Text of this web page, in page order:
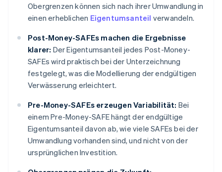
Obergrenzen können sich nach ihrer Umwandlung in
einen erheblichen Eigentumsanteil verwandeln.
Post-Money-SAFEs machen die Ergebnisse
klarer: Der Eigentumsanteil jedes Post-Money-
SAFEs wird praktisch bei der Unterzeichnung
festgelegt, was die Modellierung der endgültigen
Verwässerung erleichtert.
Pre-Money-SAFEs erzeugen Variabilität: Bei
einem Pre-Money-SAFE hängt der endgültige
Eigentumsanteil davon ab, wie viele SAFEs bei der
Umwandlung vorhanden sind, und nicht von der
ursprünglichen Investition.